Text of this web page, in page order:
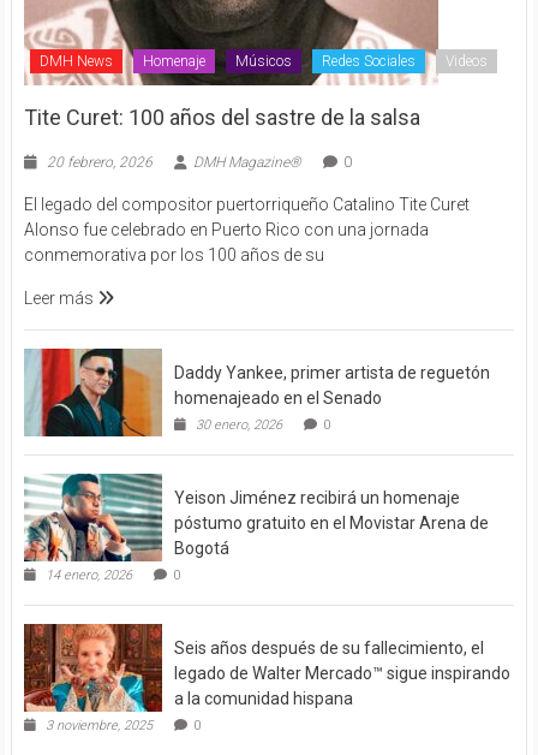
DMH News Homenaje Músicos Redes Sociales Videos
Tite Curet: 100 años del sastre de la salsa
20 febrero, 2026 DMH Magazine® 0
El legado del compositor puertorriqueño Catalino Tite Curet
Alonso fue celebrado en Puerto Rico con una jornada
conmemorativa por los 100 años de su
Leer más
Daddy Yankee, primer artista de reguetón
homenajeado en el Senado
30 enero, 2026 0
Yeison Jiménez recibirá un homenaje
póstumo gratuito en el Movistar Arena de
Bogotá
14 enero, 2026 0
Seis años después de su fallecimiento, el
legado de Walter Mercado™ sigue inspirando
a la comunidad hispana
3 noviembre, 2025 0